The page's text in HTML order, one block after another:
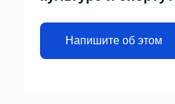
Напишите об этом